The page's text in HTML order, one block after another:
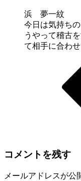
浜 夢一紋
今日は気持ち
うやって稽古
て相手に合わ
コメントを残す
メールアドレスが公